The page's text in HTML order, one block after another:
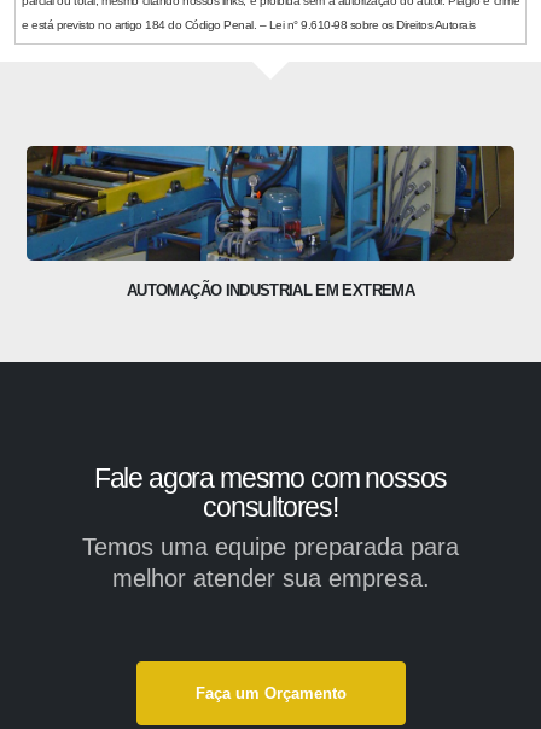
e está previsto no artigo 184 do Código Penal. – Lei n° 9.610-98 sobre os Direitos Autorais
AUTOMAÇÃO INDUSTRIAL EM EXTREMA
Fale agora mesmo com nossos
consultores!
Temos uma equipe preparada para
melhor atender sua empresa.
Faça um Orçamento